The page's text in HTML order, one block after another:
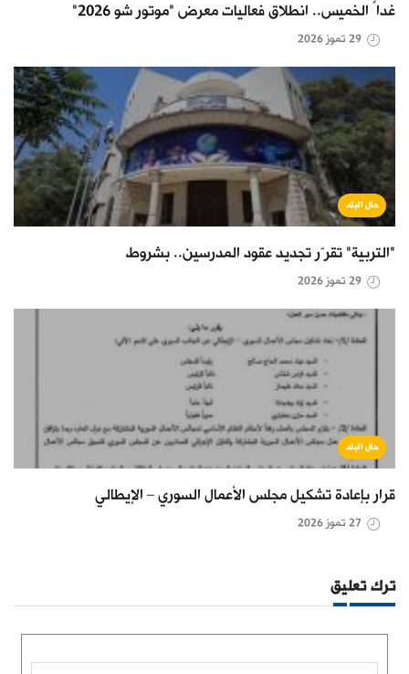
غداً الخميس.. انطلاق فعاليات معرض "موتور شو 2026"
حال البلد
"التربية" تقرّر تجديد عقود المدرسين.. بشروط
حال البلد
قرار بإعادة تشكيل مجلس الأعمال السوري – الإيطالي
ترك تعليق